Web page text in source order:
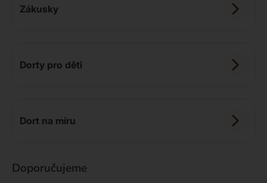
Zákusky
Dorty pro děti
Dort na míru
Doporučujeme